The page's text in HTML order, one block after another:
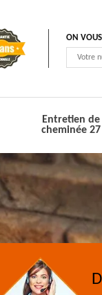
ON VOUS
Entretien de
cheminée 27